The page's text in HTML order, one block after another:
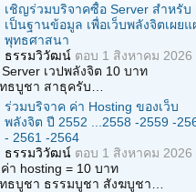
เชิญร่วมบริจาคซื้อ Server สำหรับ
เป็นฐานข้อมูล เพื่อเว็บพลังจิตเผยแ
พุทธศาสนา
ธรรมวิวัฒน์ ตอบ 1 สิงหาคม 2026
เวปพลังจิต 10 บาท
ธบูชา สาธุครับ…
ร่วมบริจาค ค่า Hosting ของเว็บ
พลังจิต ปี 2552 ...2558 -2559 -
- 2561 -2564
ธรรมวิวัฒน์ ตอบ 1 สิงหาคม 2026
า hosting = 10 บาท
ธบูชา ธรรมบูชา สังฆบูชา…